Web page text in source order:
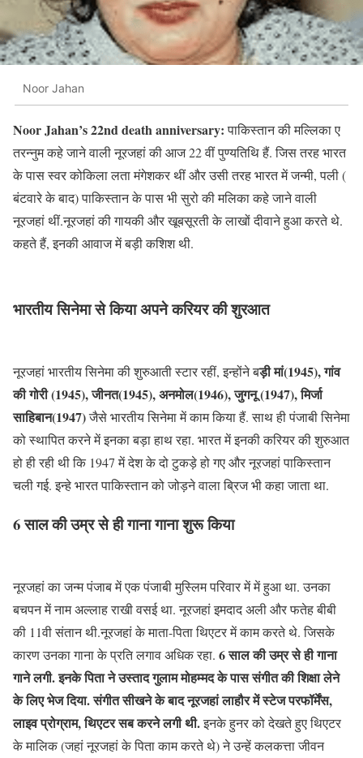
Noor Jahan
Noor Jahan’s 22nd death anniversary:पाकिस्तान की मल्लिका ए
तरन्नुम कहे जाने वाली नूरजहां की आज 22 वीं पुण्यतिथि हैं. जिस तरह भारत
के पास स्वर कोकिला लता मंगेशकर थीं और उसी तरह भारत में जन्मी, पली (
बंटवारे के बाद) पाकिस्तान के पास भी सुरो की मलिका कहे जाने वाली
नूरजहां थीं.नूरजहां की गायकी और खूबसूरती के लाखों दीवाने हुआ करते थे.
कहते हैं, इनकी आवाज में बड़ी कशिश थी.
भारतीय सिनेमा से किया अपने करियर की शुरआत
नूरजहां भारतीय सिनेमा की शुरुआती स्टार रहीं, इन्होंने बड़ी मां(1945), गांव
की गोरी (1945), जीनत(1945), अनमोल(1946), जुगनू (1947), मिर्जा
साहिबान(1947)जैसे भारतीय सिनेमा में काम किया हैं. साथ ही पंजाबी सिनेमा
को स्थापित करने में इनका बड़ा हाथ रहा. भारत में इनकी करियर की शुरुआत
हो ही रही थी कि 1947 में देश के दो टुकड़े हो गए और नूरजहां पाकिस्तान
चली गई. इन्हे भारत पाकिस्तान को जोड़ने वाला ब्रिज भी कहा जाता था.
6 साल की उम्र से ही गाना गाना शुरू किया
नूरजहां का जन्म पंजाब में एक पंजाबी मुस्लिम परिवार में में हुआ था. उनका
बचपन में नाम अल्लाह राखी वसई था. नूरजहां इमदाद अली और फतेह बीबी
की 11वी संतान थी.नूरजहां के माता-पिता थिएटर में काम करते थे. जिसके
कारण उनका गाना के प्रति लगाव अधिक रहा. 6 साल की उम्र से ही गाना
गाने लगी. इनके पिता ने उस्ताद गुलाम मोहम्मद के पास संगीत की शिक्षा लेने
के लिए भेज दिया. संगीत सीखने के बाद नूरजहां लाहौर में स्टेज परफॉर्मेंस,
लाइव प्रोग्राम, थिएटर सब करने लगी थी.इनके हुनर को देखते हुए थिएटर
के मालिक (जहां नूरजहां के पिता काम करते थे) ने उन्हें कलकत्ता जीवन